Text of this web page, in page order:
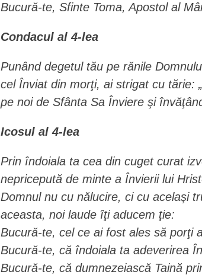
Bucură-te, Sfinte Toma, Apostol al
Condacul al 4-lea
Punând degetul tău pe rănile
cel Înviat din morţi, ai strigat cu tărie:
pe noi de Sfânta Sa Înviere şi
Icosul al 4-lea
Prin îndoiala ta cea din cuget curat
nepricepută de minte a Învierii lui
Domnul nu cu nălucire, ci cu acelaşi
aceasta, noi laude îţi aducem ţie:
Bucură-te, cel ce ai fost ales să porţi
Bucură-te, că îndoiala ta adeverirea
Bucură-te, că dumnezeiască Taină